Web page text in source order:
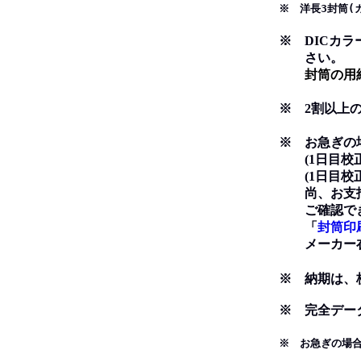
※ 洋長3封筒(カ
※ DICカラー
さい。
封筒の用紙
※ 2割以上の
※ お急ぎの
(1日目校正
(1日目校正
尚、お支払
ご確認でき
「 封筒印
メーカー在
※ 納期は、
※ 完全デー
※ お急ぎの場合